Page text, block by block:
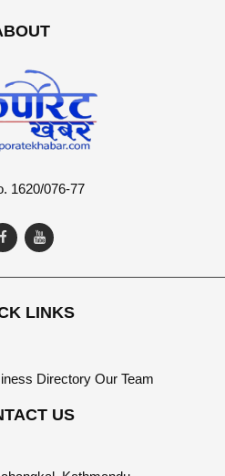
1620/076-77
LINKS
Directory Our Team
US